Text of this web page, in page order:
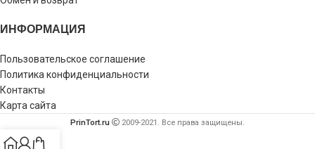
ИНФОРМАЦИЯ
Пользовательское соглашение
Политика конфиденциальности
Контакты
Карта сайта
PrinTort.ru 2009-2021. Все права защищены.